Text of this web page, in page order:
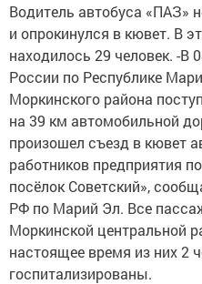
Водитель автобуса «ПАЗ»
и опрокинулся в кювет. В
находилось 29 человек. -
России по Республике
Моркинского района
на 39 км автомобильной
произошел съезд в кювет
работников предприятия
посёлок Советский»,
РФ по Марий Эл. Все
Моркинской центральной
настоящее время из них 2
госпитализированы.